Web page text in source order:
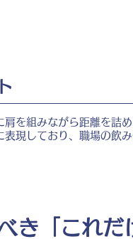
を組みながら距離を詰
現しており、職場の飲
き「これだ